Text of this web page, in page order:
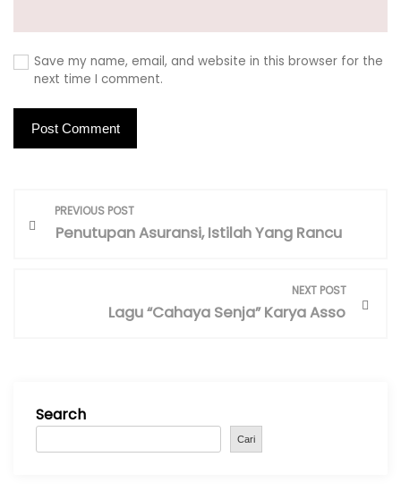
Save my name, email, and website in this browser for the
next time I comment.
PREVIOUS POST
Penutupan Asuransi, Istilah Yang Rancu
NEXT POST
Lagu “Cahaya Senja” Karya Asso
Search
Cari